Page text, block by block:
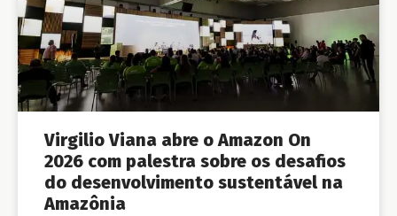
Virgilio Viana abre o Amazon On
2026 com palestra sobre os desafios
do desenvolvimento sustentável na
Amazônia